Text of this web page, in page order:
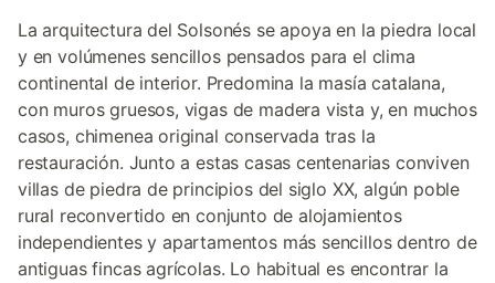
La arquitectura del Solsonés se apoya en la piedra local
y en volúmenes sencillos pensados para el clima
continental de interior. Predomina la masía catalana,
con muros gruesos, vigas de madera vista y, en muchos
casos, chimenea original conservada tras la
restauración. Junto a estas casas centenarias conviven
villas de piedra de principios del siglo XX, algún poble
rural reconvertido en conjunto de alojamientos
independientes y apartamentos más sencillos dentro de
antiguas fincas agrícolas. Lo habitual es encontrar la